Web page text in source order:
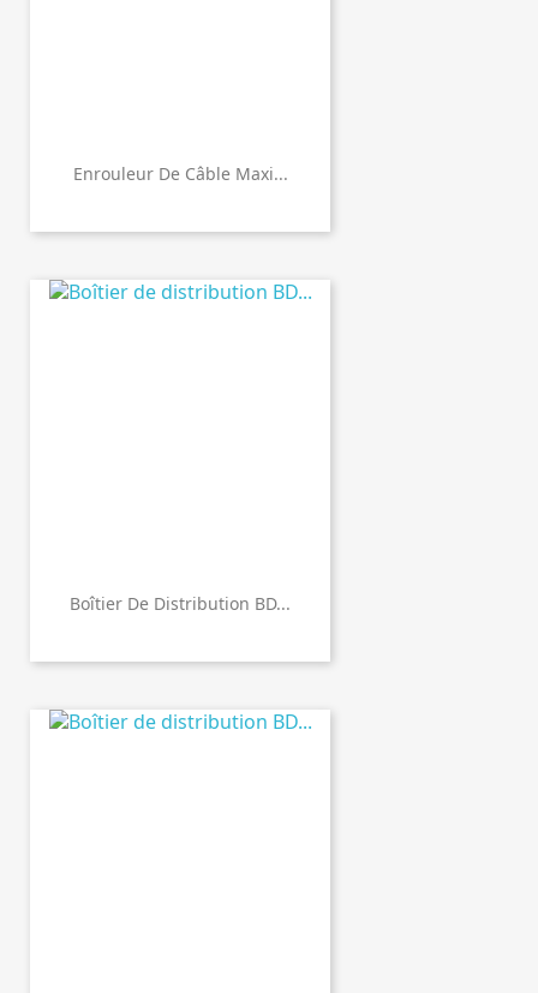
Enrouleur De Câble Maxi...
Boîtier De Distribution BD...